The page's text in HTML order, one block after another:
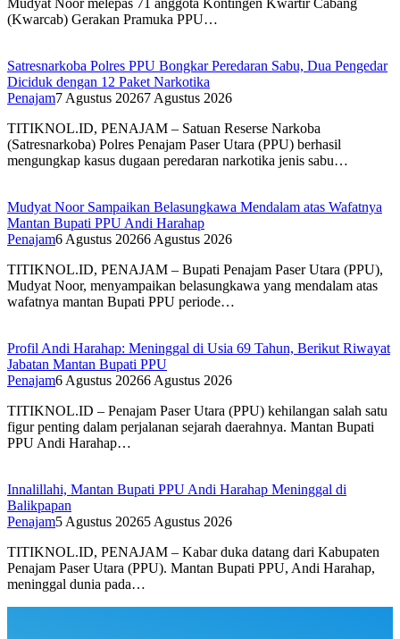
Mudyat Noor melepas 71 anggota Kontingen Kwartir Cabang
(Kwarcab) Gerakan Pramuka PPU…
Satresnarkoba Polres PPU Bongkar Peredaran Sabu, Dua Pengedar
Diciduk dengan 12 Paket Narkotika
Penajam7 Agustus 20267 Agustus 2026
TITIKNOL.ID, PENAJAM – Satuan Reserse Narkoba
(Satresnarkoba) Polres Penajam Paser Utara (PPU) berhasil
mengungkap kasus dugaan peredaran narkotika jenis sabu…
Mudyat Noor Sampaikan Belasungkawa Mendalam atas Wafatnya
Mantan Bupati PPU Andi Harahap
Penajam6 Agustus 20266 Agustus 2026
TITIKNOL.ID, PENAJAM – Bupati Penajam Paser Utara (PPU),
Mudyat Noor, menyampaikan belasungkawa yang mendalam atas
wafatnya mantan Bupati PPU periode…
Profil Andi Harahap: Meninggal di Usia 69 Tahun, Berikut Riwayat
Jabatan Mantan Bupati PPU
Penajam6 Agustus 20266 Agustus 2026
TITIKNOL.ID – Penajam Paser Utara (PPU) kehilangan salah satu
figur penting dalam perjalanan sejarah daerahnya. Mantan Bupati
PPU Andi Harahap…
Innalillahi, Mantan Bupati PPU Andi Harahap Meninggal di
Balikpapan
Penajam5 Agustus 20265 Agustus 2026
TITIKNOL.ID, PENAJAM – Kabar duka datang dari Kabupaten
Penajam Paser Utara (PPU). Mantan Bupati PPU, Andi Harahap,
meninggal dunia pada…